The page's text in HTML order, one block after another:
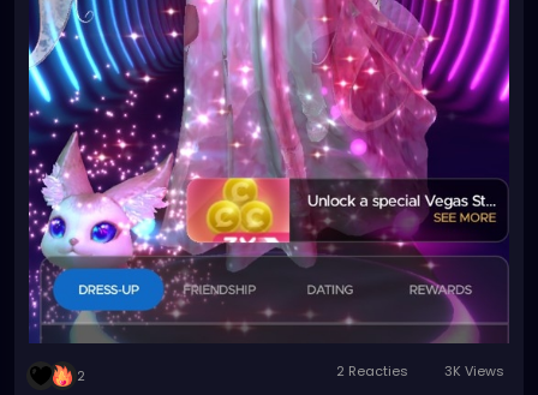
2 2 Reacties 3K Views